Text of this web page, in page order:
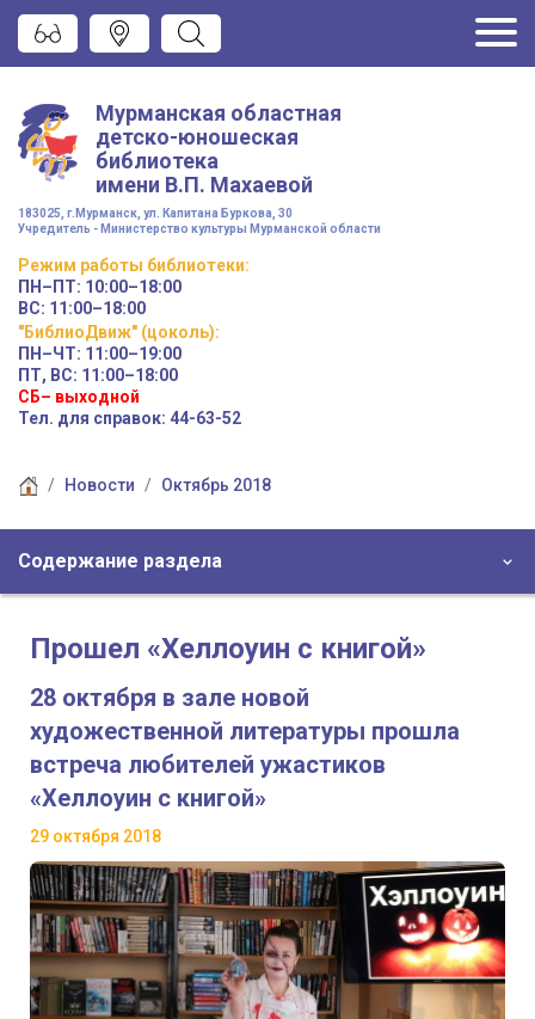
Мурманская областная
детско-юношеская
библиотека
имени В.П. Махаевой
183025, г.Мурманск, ул. Капитана Буркова, 30
Учредитель - Министерство культуры Мурманской области
Режим работы библиотеки:
ПН–ПТ: 10:00–18:00
ВС: 11:00–18:00
"БиблиоДвиж" (цоколь):
ПН–ЧТ: 11:00–19:00
ПТ, ВС: 11:00–18:00
СБ– выходной
Тел. для справок: 44-63-52
Новости Октябрь 2018
Содержание раздела
Прошел «Хеллоуин с книгой»
28 октября в зале новой
художественной литературы прошла
встреча любителей ужастиков
«Хеллоуин с книгой»
29 октября 2018